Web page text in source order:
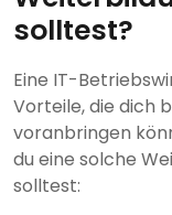
solltest?
Eine IT-
Vorteile, die dich
voranbringen
du eine solche
solltest: